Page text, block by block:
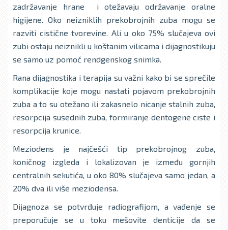
zadržavanje hrane i otežavaju održavanje oralne
higijene. Oko neizniklih prekobrojnih zuba mogu se
razviti cistične tvorevine. Ali u oko 75% slučajeva ovi
zubi ostaju neiznikli u koštanim vilicama i dijagnostikuju
se samo uz pomoć rendgenskog snimka.
Rana dijagnostika i terapija su važni kako bi se sprečile
komplikacije koje mogu nastati pojavom prekobrojnih
zuba a to su otežano ili zakasnelo nicanje stalnih zuba,
resorpcija susednih zuba, formiranje dentogene ciste i
resorpcija krunice.
Meziodens je najčešći tip prekobrojnog zuba,
koničnog izgleda i lokalizovan je između gornjih
centralnih sekutića, u oko 80% slučajeva samo jedan, a
20% dva ili više meziodensa.
Dijagnoza se potvrđuje radiografijom, a vađenje se
preporučuje se u toku mešovite denticije da se